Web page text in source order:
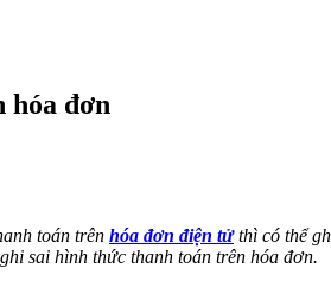
hóa đơn
toán trên hóa đơn điện tửthì có thể
sai hình thức thanh toán trên hóa đơn.